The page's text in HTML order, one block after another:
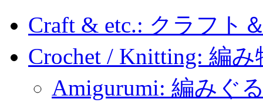
Craft & etc.: クラフト
Crochet / Knitting: 編み
Amigurumi: 編みぐ